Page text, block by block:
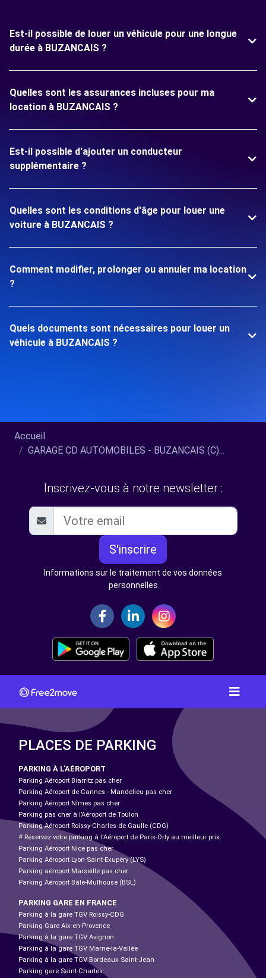
Est-il possible de louer un véhicule pour une longue
durée à BUZANCAIS ?
Quelles sont les assurances incluses pour ma
location à BUZANCAIS ?
Est-il possible d'ajouter un conducteur
supplémentaire ?
Quelles sont les conditions d'âge pour louer une
voiture à BUZANCAIS ?
Comment modifier, prolonger ou annuler ma location
?
Quels documents sont nécessaires pour louer un
véhicule à BUZANCAIS ?
Accueil
GARAGE CD AUTOMOBILES - BUZANCAIS (C)...
Inscrivez-vous à notre newsletter :
S'inscrire
Informations sur le traitement de vos données
personnelles
PLACES DE PARKING
PARKING À L'AÉROPORT
Parking Aéroport Biarritz pas cher
Parking Aéroport de Cannes - Mandelieu pas cher
Parking Aéroport Nîmes pas cher
Parking pas cher à l’Aéroport de Toulon
Parking Aéroport Roissy-Charles de Gaulle (CDG)
# Réservez votre parking à l'Aéroport de Paris-Orly au meilleur prix.
Parking Aéroport Nice pas cher
Parking Aéroport Lyon-Saint-Exupéry (LYS)
Parking aéroport Marseille pas cher
Parking Aéroport Bâle-Mulhouse (BSL)
PARKING GARE EN FRANCE
Parking à la gare TGV Roissy-CDG
Parking Gare Aix-en-Provence
Parking à la gare TGV Avignon
Parking à la gare TGV Marne-la-Vallée
Parking à la gare TGV Bordeaux Saint-Jean
Parking gare Saint-Charles